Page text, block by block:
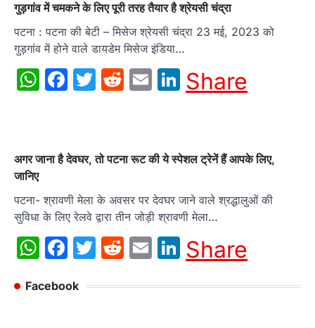
गुड़गांव में चमकने के लिए पूरी तरह तैयार है श्रेयसी चंद्रा
पटना : पटना की बेटी – मिसेज श्रेयसी चंद्रा 23 मई, 2023 को
गुड़गांव में होने वाले डायडेम मिसेज इंडिया…
WhatsApp
Facebook
Twitter
Reddit
EmailLinkedIn
Share
अगर जाना है देवघर, तो पटना रूट की ये स्पेशल ट्रेनें हैं आपके लिए,
जानिए
पटना- श्रावणी मेला के अवसर पर देवघर जाने वाले श्रद्धालुओं की
सुविधा के लिए रेलवे द्वारा तीन जोड़ी श्रावणी मेला…
WhatsApp
Facebook
Twitter
Reddit
EmailLinkedIn
Share
Facebook